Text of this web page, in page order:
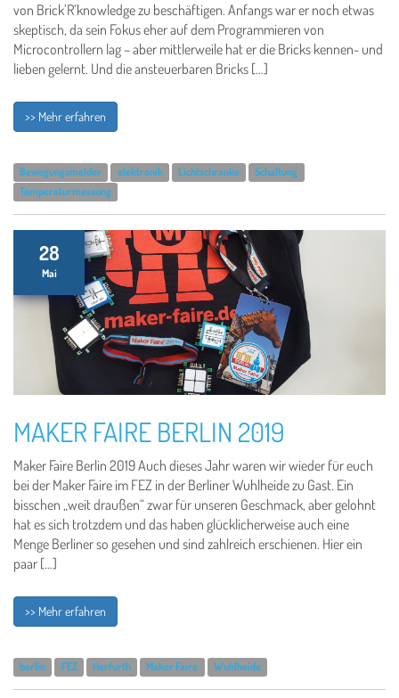
von Brick’R’knowledge zu beschäftigen. Anfangs war er noch etwas
skeptisch, da sein Fokus eher auf dem Programmieren von
Microcontrollern lag – aber mittlerweile hat er die Bricks kennen- und
lieben gelernt. Und die ansteuerbaren Bricks […]
>> Mehr erfahren
Bewegungsmelder elektronik Lichtschranke
Schaltung
Temperaturmessung
28
Mai
MAKER FAIRE BERLIN 2019
Maker Faire Berlin 2019 Auch dieses Jahr waren wir wieder für euch
bei der Maker Faire im FEZ in der Berliner Wuhlheide zu Gast. Ein
bisschen „weit draußen“ zwar für unseren Geschmack, aber gelohnt
hat es sich trotzdem und das haben glücklicherweise auch eine
Menge Berliner so gesehen und sind zahlreich erschienen. Hier ein
paar […]
>> Mehr erfahren
berlin FEZ Herfurth Maker Faire Wuhlheide